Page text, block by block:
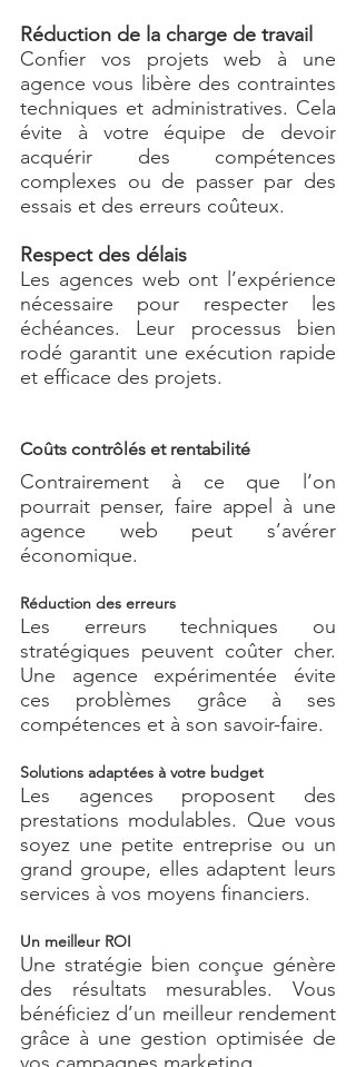
Réduction de la charge de travail
Confier vos projets web à une
agence vous libère des contraintes
techniques et administratives. Cela
évite à votre équipe de devoir
acquérir des compétences
complexes ou de passer par des
essais et des erreurs coûteux.
Respect des délais
Les agences web ont l’expérience
nécessaire pour respecter les
échéances. Leur processus bien
rodé garantit une exécution rapide
et efficace des projets.
Coûts contrôlés et rentabilité
Contrairement à ce que l’on
pourrait penser, faire appel à une
agence web peut s’avérer
économique.
Réduction des erreurs
Les erreurs techniques ou
stratégiques peuvent coûter cher.
Une agence expérimentée évite
ces problèmes grâce à ses
compétences et à son savoir-faire.
Solutions adaptées à votre budget
Les agences proposent des
prestations modulables. Que vous
soyez une petite entreprise ou un
grand groupe, elles adaptent leurs
services à vos moyens financiers.
Un meilleur ROI
Une stratégie bien conçue génère
des résultats mesurables. Vous
bénéficiez d’un meilleur rendement
grâce à une gestion optimisée de